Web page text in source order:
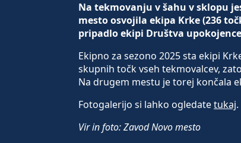
Na tekmovanju v šahu v sklopu
mesto osvojila ekipa Krke (236
pripadlo ekipi Društva
Ekipno za sezono 2025 sta ekipi
skupnih točk vseh tekmovalcev,
Na drugem mestu je torej končala
Fotogalerijo si lahko ogledatetukaj.
Vir in foto: Zavod Novo mesto